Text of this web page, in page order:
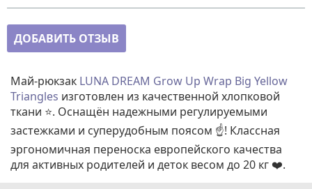
ДОБАВИТЬ ОТЗЫВ
Май-рюкзак LUNA DREAM Grow Up Wrap Big Yellow
Triangles изготовлен из качественной хлопковой
ткани ⭐. Оснащён надежными регулируемыми
застежками и суперудобным поясом ☝️! Классная
эргономичная переноска европейского качества
для активных родителей и деток весом до 20 кг ❤️.